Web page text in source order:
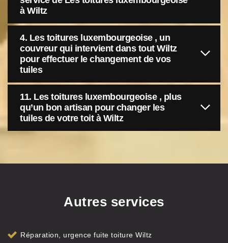
à Wiltz
4. Les toitures luxembourgeoise , un
couvreur qui intervient dans tout Wiltz
pour effectuer le changement de vos
tuiles
11. Les toitures luxembourgeoise , plus
qu’un bon artisan pour changer les
tuiles de votre toit à Wiltz
Autres services
Réparation, urgence fuite toiture Wiltz